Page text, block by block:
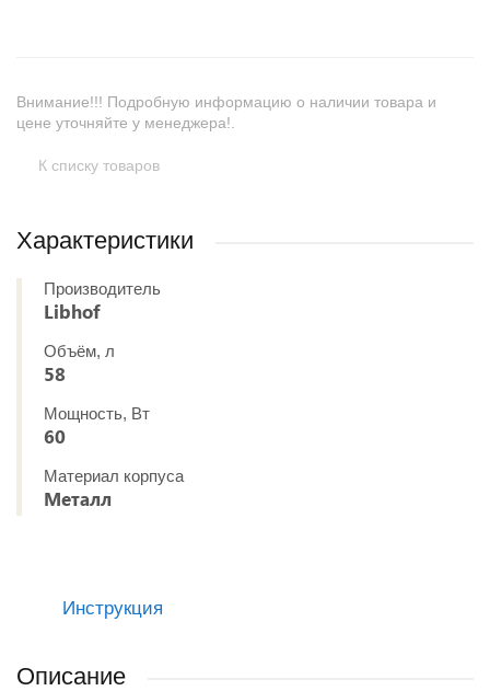
Внимание!!! Подробную информацию о наличии товара и
цене уточняйте у менеджера!.
К списку товаров
Характеристики
Производитель
Libhof
Объём, л
58
Мощность, Вт
60
Материал корпуса
Металл
Инструкция
Описание